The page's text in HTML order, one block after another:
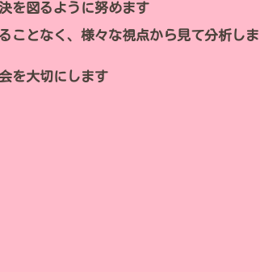
を図るように努めます
ことなく、様々な視点から見て分析しま
を大切にします